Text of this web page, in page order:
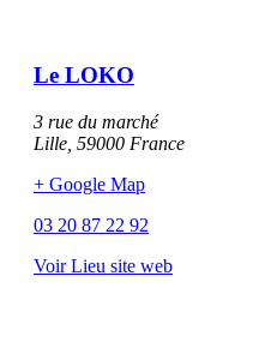
Le LOKO
3 rue du marché
Lille 59000 France
+ Google Map
03 20 87 22 92
Voir Lieu site web